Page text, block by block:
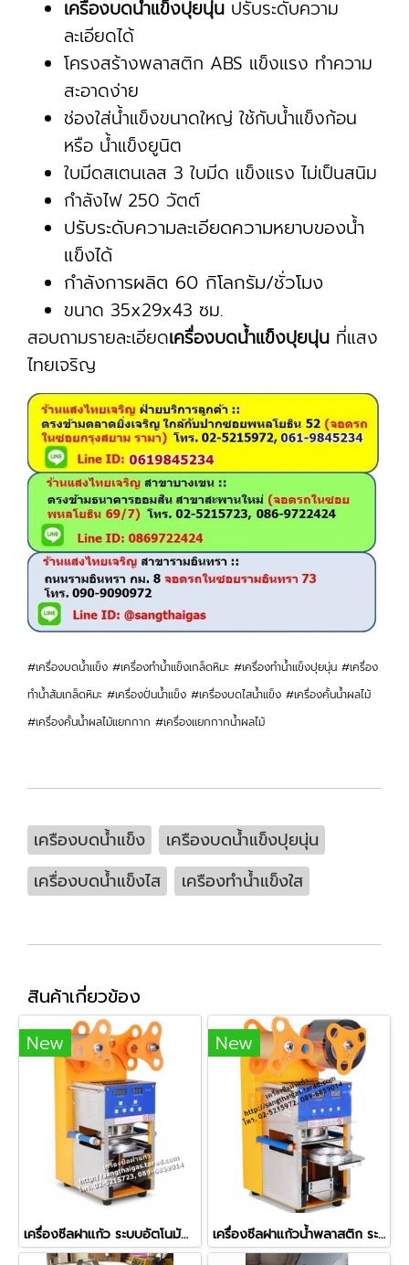
เครื่องบดน้ำแข็งปุยนุ่น ปรับระดับความ
ละเอียดได้
โครงสร้างพลาสติก ABS แข็งแรง ทำความ
สะอาดง่าย
ช่องใส่น้ำแข็งขนาดใหญ่ ใช้กับน้ำแข็งก้อน
หรือ น้ำแข็งยูนิต
ใบมีดสเตนเลส 3 ใบมีด แข็งแรง ไม่เป็นสนิม
กำลังไฟ 250 วัตต์
ปรับระดับความละเอียดความหยาบของน้ำ
แข็งได้
กำลังการผลิต 60 กิโลกรัม/ชั่วโมง
ขนาด 35x29x43 ซม.
สอบถามรายละเอียดเครื่องบดน้ำแข็งปุยนุ่น ที่แสง
ไทยเจริญ
#เครื่องบดน้ำแข็ง #เครื่องทำน้ำแข็งเกล็ดหิมะ #เครื่องทำน้ำแข็งปุยนุ่น #เครื่อง
ทำน้ำส้มเกล็ดหิมะ #เครื่องปั่นน้ำแข็ง #เครื่องบดไสน้ำแข็ง #เครื่องคั้นน้ำผลไม้
#เครื่องคั้นน้ำผลไม้แยกกาก #เครื่องแยกกากน้ำผลไม้
เครืองบดน้ำแข็ง
เครืองบดน้ำแข็งปุยนุ่น
เครื่องบดน้ำแข็งไส
เครืองทำน้ำแข็งใส
สินค้าเกี่ยวข้อง
New
เครื่องซีลฝาแก้ว ระบบอัตโนมัติทั้งระบบ (Full Auto) รุ่น ZF-08
New
เครื่องซีลฝาแก้วน้ำพลาสติก ระบบอัตโนมัติ รุ่น ZF-07